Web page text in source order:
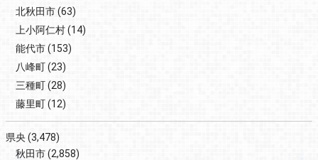
北秋田市(63)
上小阿仁村(14)
能代市(153)
八峰町(23)
三種町(28)
藤里町(12)
県央(3,478)
秋田市(2,858)